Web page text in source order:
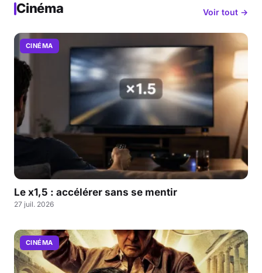
Cinéma Voir tout →
CINÉMA
Le x1,5 : accélérer sans se mentir
27 juil. 2026
CINÉMA